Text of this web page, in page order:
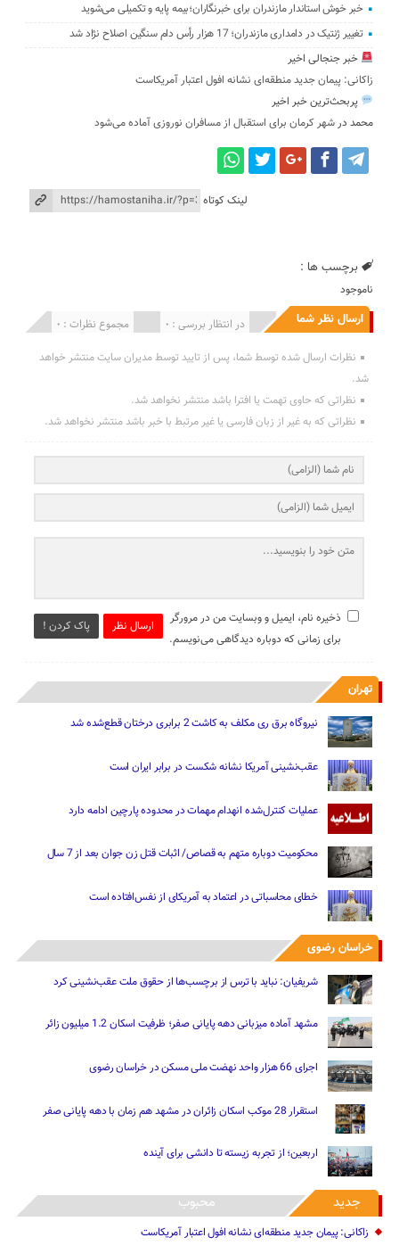
خبر خوش استاندار مازندران برای خبرنگاران؛‌بیمه پایه و ‌تکمیلی می‌شوید
تغییر ژنتیک‌ در دامداری مازندران؛ 17 هزار رأس دام سنگین ‌اصلاح نژاد شد
خبر جنجالی اخیر
زاکانی: پیمان جدید منطقه‌ای نشانه افول اعتبار آمریکاست
پربحث‌ترین خبر اخیر
محمد درشهر کرمان برای استقبال از مسافران نوروزی آماده می‌شود
لینک کوتاه
برچسب ها :
ناموجود
ارسال نظر شما مجموع نظرات : 0 در انتظار بررسی : 0 انتشار یافته : 0
نظرات ارسال شده توسط شما، پس از تایید توسط مدیران سایت منتشر خواهد
شد.
نظراتی که حاوی تهمت یا افترا باشد منتشر نخواهد شد.
نظراتی که به غیر از زبان فارسی یا غیر مرتبط با خبر باشد منتشر نخواهد شد.
ارسال نظر پاک کردن !
ذخیره نام، ایمیل و وبسایت من در مرورگر
برای زمانی که دوباره دیدگاهی می‌نویسم.
تهران
نیروگاه برق ری مکلف به کاشت 2 برابری درختان قطع‌شده شد
عقب‌نشینی آمریکا نشانه شکست در برابر ایران است
عملیات کنترل‌شده انهدام مهمات در محدوده پارچین ادامه دارد
محکومیت دوباره متهم به قصاص/ اثبات قتل زن جوان بعد از 7 سال
خطای محاسباتی در اعتماد به آمریکای از نفس‌افتاده است
خراسان رضوی
شریفیان: نباید با ترس از برچسب‌ها از حقوق ملت عقب‌نشینی کرد
مشهد آماده میزبانی دهه پایانی صفر؛ ظرفیت اسکان 1.2 میلیون زائر
اجرای 66 هزار واحد نهضت ملی مسکن در خراسان رضوی
استقرار 28 موکب اسکان زائران در مشهد هم زمان با دهه پایانی صفر
اربعین؛ از تجربه زیسته تا دانشی برای آینده
جدید محبوب
زاکانی: پیمان جدید منطقه‌ای نشانه افول اعتبار آمریکاست